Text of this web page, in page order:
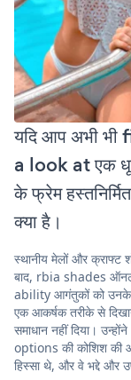
यदि आप अभी
a look at एक
के फ्रेम
क्या है।
स्थानीय मेलों और
बाद, rbia shades
ability आगंतुकों को उनके
एक आकर्षक तरीके से
समाधान नहीं दिया।
options की कोशिश की
हिस्सा थे, और वे भद्दे और